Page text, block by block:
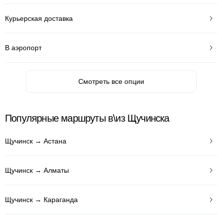
Курьерская доставка
В аэропорт
Смотреть все опции
Популярные маршруты в\из Щучинска
Щучинск → Астана
Щучинск → Алматы
Щучинск → Караганда